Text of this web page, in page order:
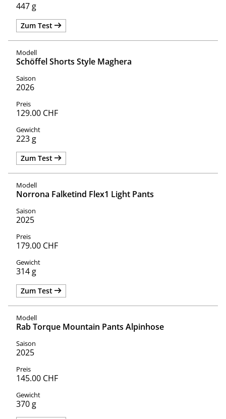
447 g
Zum Test
Schöffel Shorts Style Maghera
2026
129.00 CHF
223 g
Zum Test
Norrona Falketind Flex1 Light Pants
2025
179.00 CHF
314 g
Zum Test
Rab Torque Mountain Pants Alpinhose
2025
145.00 CHF
370 g